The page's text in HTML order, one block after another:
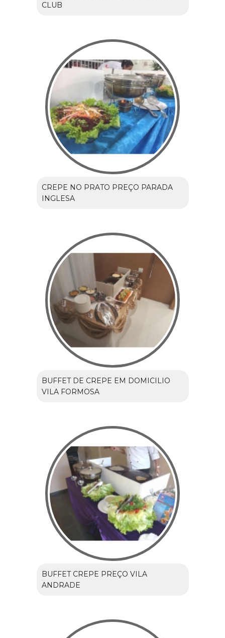
CLUB
CREPE NO PRATO PREÇO PARADA
INGLESA
BUFFET DE CREPE EM DOMICILIO
VILA FORMOSA
BUFFET CREPE PREÇO VILA
ANDRADE